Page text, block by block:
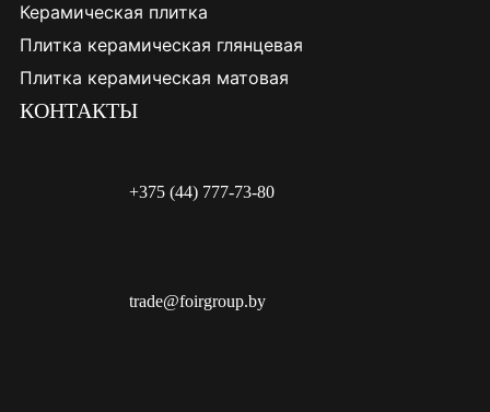
Керамическая плитка
Плитка керамическая глянцевая
Плитка керамическая матовая
КОНТАКТЫ
+375 (44) 777-73-80
trade@foirgroup.by